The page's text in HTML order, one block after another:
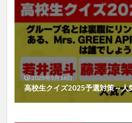
2025年5月16日
高校生クイズ2025予選対策～人